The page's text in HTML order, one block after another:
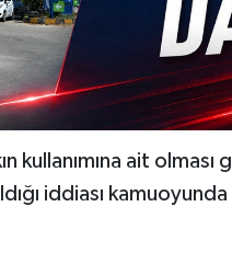
kullanımına ait olması
iddiası